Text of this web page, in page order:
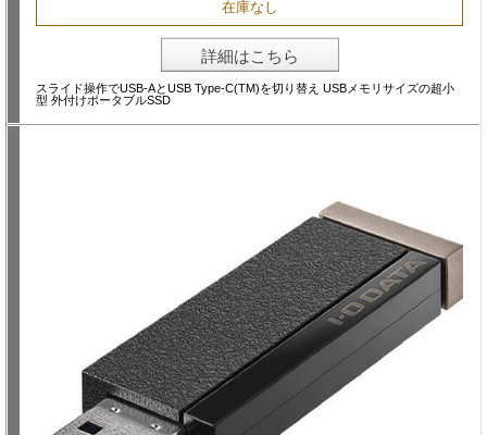
在庫なし
詳細はこちら
スライド操作でUSB-AとUSB Type-C(TM)を切り替え USBメモリサイズの超小
型 外付けポータブルSSD